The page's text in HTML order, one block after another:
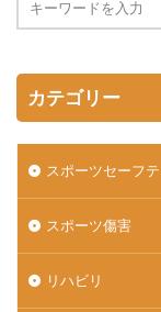
カテゴリー
スポーツセーフ
スポーツ傷害
リハビリ